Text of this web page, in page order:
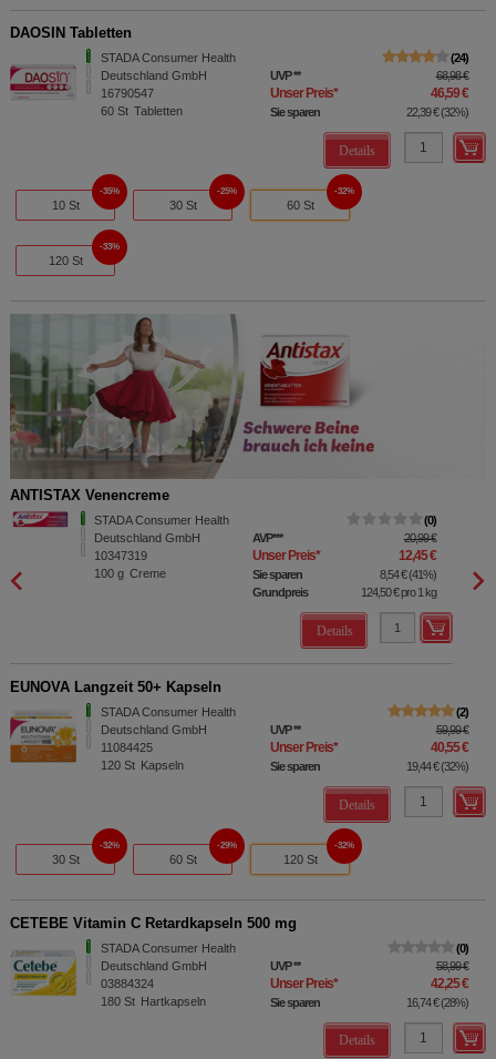
DAOSIN Tabletten
STADA Consumer Health
Deutschland GmbH
16790547
60 St Tabletten
24
UVP** 68,98 €
Unser Preis* 46,59 €
Sie sparen 22,39 €(32%)
Details
10 St
35%
30 St
25%
60 St
32%
120 St
33%
ANTISTAX Venencreme
STADA Consumer Health
Deutschland GmbH
10347319
100 g Creme
0
AVP*** 20,99 €
Unser Preis* 12,45 €
Sie sparen 8,54 € (41%)
Grundpreis
124,50 €pro 1 kg
Details
EUNOVA Langzeit 50+ Kapseln
STADA Consumer Health
Deutschland GmbH
11084425
120 St Kapseln
2
UVP** 59,99 €
Unser Preis* 40,55 €
Sie sparen 19,44 €(32%)
Details
30 St
32%
60 St
29%
120 St
32%
CETEBE Vitamin C Retardkapseln 500 mg
STADA Consumer Health
Deutschland GmbH
03884324
180 St Hartkapseln
0
UVP** 58,99 €
Unser Preis* 42,25 €
Sie sparen 16,74 €(28%)
Details